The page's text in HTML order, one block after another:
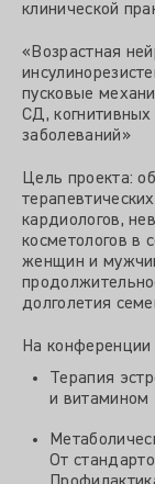
клинической
«Возрастная
пусковые
СД, когнитивных
заболеваний»
Цель проекта:
кардиологов,
косметологов в
женщин и
долголетия
На
Терапия
и витамином
От